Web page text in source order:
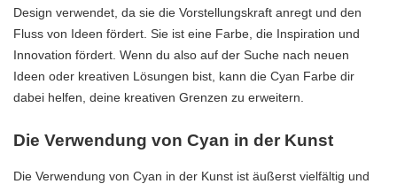
Design verwendet, da sie die Vorstellungskraft anregt und den
Fluss von Ideen fördert. Sie ist eine Farbe, die Inspiration und
Innovation fördert. Wenn du also auf der Suche nach neuen
Ideen oder kreativen Lösungen bist, kann die Cyan Farbe dir
dabei helfen, deine kreativen Grenzen zu erweitern.
Die Verwendung von Cyan in der Kunst
Die Verwendung von Cyan in der Kunst ist äußerst vielfältig und